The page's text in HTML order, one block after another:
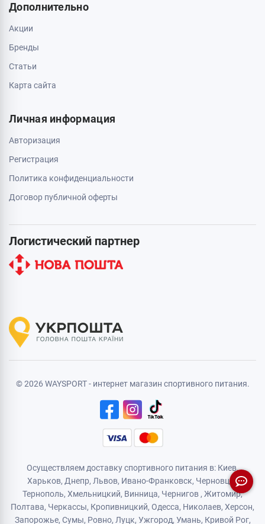
Дополнительно
Акции
Бренды
Статьи
Карта сайта
Личная информация
Авторизация
Регистрация
Политика конфиденциальности
Договор публичной оферты
Логистический партнер
© 2026 WAYSPORT - интернет магазин спортивного питания.
Осуществляем доставку спортивного питания в: Киев,
Харьков, Днепр, Львов, Ивано-Франковск, Черновцы,
Тернополь, Хмельницкий, Винница, Чернигов , Житомир,
Полтава, Черкассы, Кропивницкий, Одесса, Николаев, Херсон,
Запорожье, Сумы, Ровно, Луцк, Ужгород, Умань, Кривой Рог,